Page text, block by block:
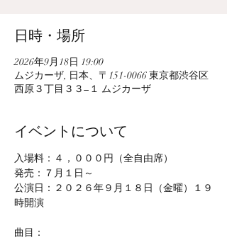
日時・場所
2026年9月18日 19:00
ムジカーザ, 日本、〒151-0066 東京都渋谷区
西原３丁目３３−１ ムジカーザ
イベントについて
入場料：４，０００円（全自由席）
発売：７月１日～
公演日：２０２６年９月１８日（金曜）１９
時開演
曲目：